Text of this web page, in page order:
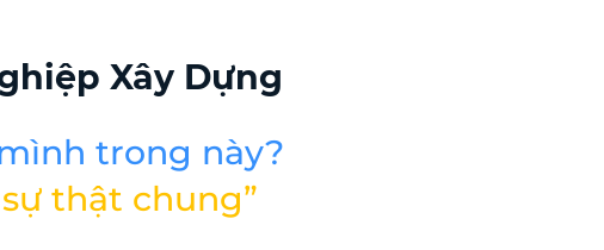
Xây Dựng
trong này?
thật chung”